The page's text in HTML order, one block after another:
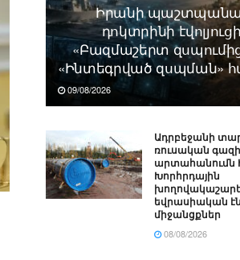
Իրանի
դոկտրինի
«Բազմաշերտ
«Ինտեգրված զսպման»
09/08/2026
Ադրբեջանի
ռուսական գազի
արտահանումն
Խորհրդային
եվրասիական
միջանցքներ
08/08/2026